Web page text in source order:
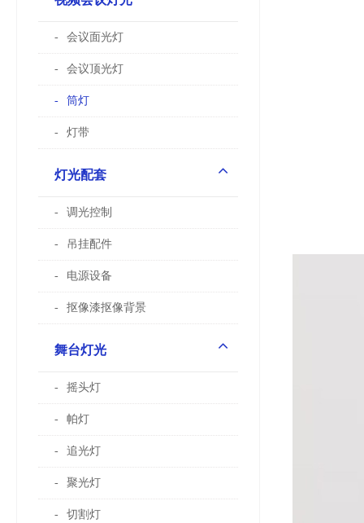
会议面光灯
会议顶光灯
筒灯
灯带
灯光配套
调光控制
吊挂配件
电源设备
抠像漆抠像背景
舞台灯光
摇头灯
帕灯
追光灯
聚光灯
切割灯